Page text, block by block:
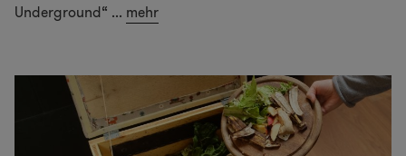
Underground“ ... mehr